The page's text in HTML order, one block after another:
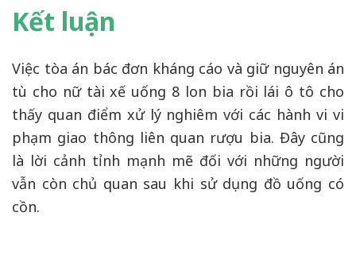
Kết luận
Việc tòa án bác đơn kháng cáo và giữ nguyên án
tù cho nữ tài xế uống 8 lon bia rồi lái ô tô cho
thấy quan điểm xử lý nghiêm với các hành vi vi
phạm giao thông liên quan rượu bia. Đây cũng
là lời cảnh tỉnh mạnh mẽ đối với những người
vẫn còn chủ quan sau khi sử dụng đồ uống có
cồn.